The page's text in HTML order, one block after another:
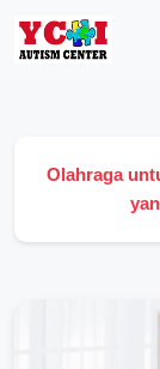
Olahraga